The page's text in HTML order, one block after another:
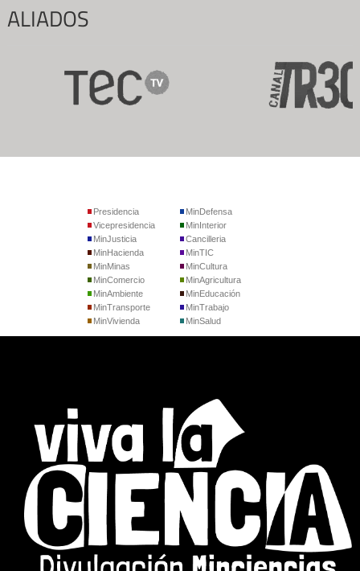
ALIADOS
Presidencia
Vicepresidencia
MinJusticia
MinDefensa
MinInterior
Cancilleria
MinHacienda
MinMinas
MinComercio
MinTIC
MinCultura
MinAgricultura
MinAmbiente
MinTransporte
MinVivienda
MinEducación
MinTrabajo
MinSalud